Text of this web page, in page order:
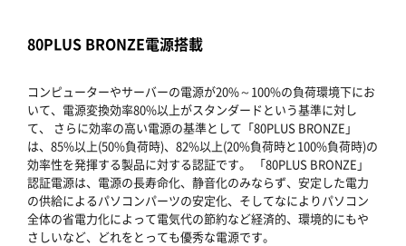
80PLUS BRONZE電源搭載
コンピューターやサーバーの電源が20%～100%の負荷環境下にお
いて、電源変換効率80%以上がスタンダードという基準に対し
て、 さらに効率の高い電源の基準として「80PLUS BRONZE」
は、85%以上(50%負荷時)、82%以上(20%負荷時と100%負荷時)の
効率性を発揮する製品に対する認証です。 「80PLUS BRONZE」
認証電源は、電源の長寿命化、静音化のみならず、安定した電力
の供給によるパソコンパーツの安定化、そしてなによりパソコン
全体の省電力化によって電気代の節約など経済的、環境的にもや
さしいなど、どれをとっても優秀な電源です。